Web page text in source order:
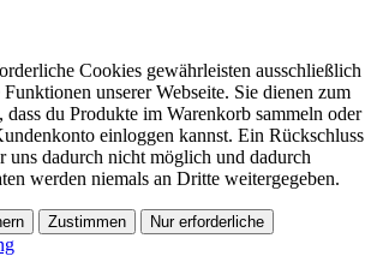
Cookies gewährleisten ausschließlich
unserer Webseite. Sie dienen zum
dass du Produkte im Warenkorb sammeln oder
einloggen kannst. Ein Rückschluss
uns dadurch nicht möglich und dadurch
werden niemals an Dritte weitergegeben.
Zustimmen Nur erforderliche